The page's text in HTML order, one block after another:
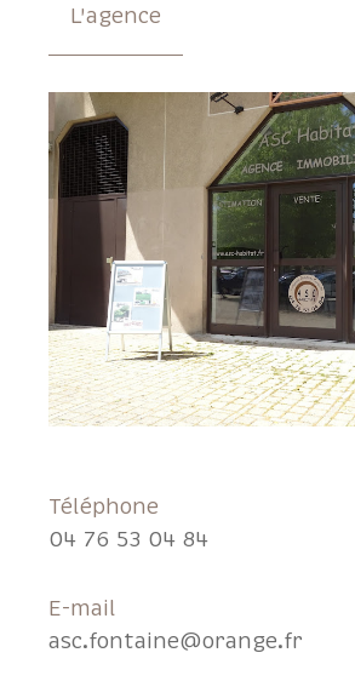
L'agence
Téléphone
04 76 53 04 84
E-mail
asc.fontaine@orange.fr